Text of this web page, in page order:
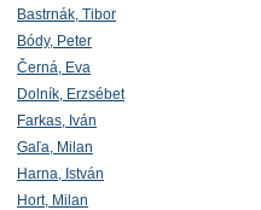
Bastrnák, Tibor
Bódy, Peter
Černá, Eva
Dolník, Erzsébet
Farkas, Iván
Gaľa, Milan
Harna, István
Hort, Milan